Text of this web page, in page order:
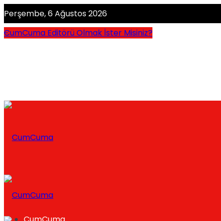
Perşembe, 6 Ağustos 2026
CumCuma Editörü Olmak İster Misiniz?